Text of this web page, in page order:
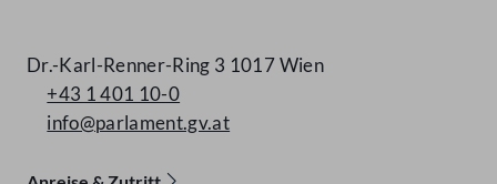
Dr.-Karl-Renner-Ring 3 1017 Wien
+43 1 401 10-0
info@parlament.gv.at